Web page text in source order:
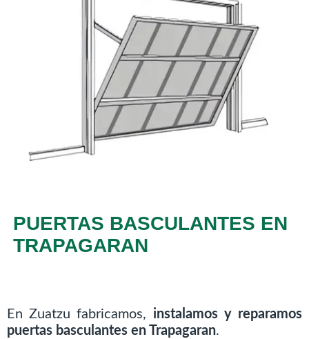
PUERTAS BASCULANTES EN
TRAPAGARAN
En Zuatzu fabricamos, instalamos y reparamos
puertas basculantes en Trapagaran.